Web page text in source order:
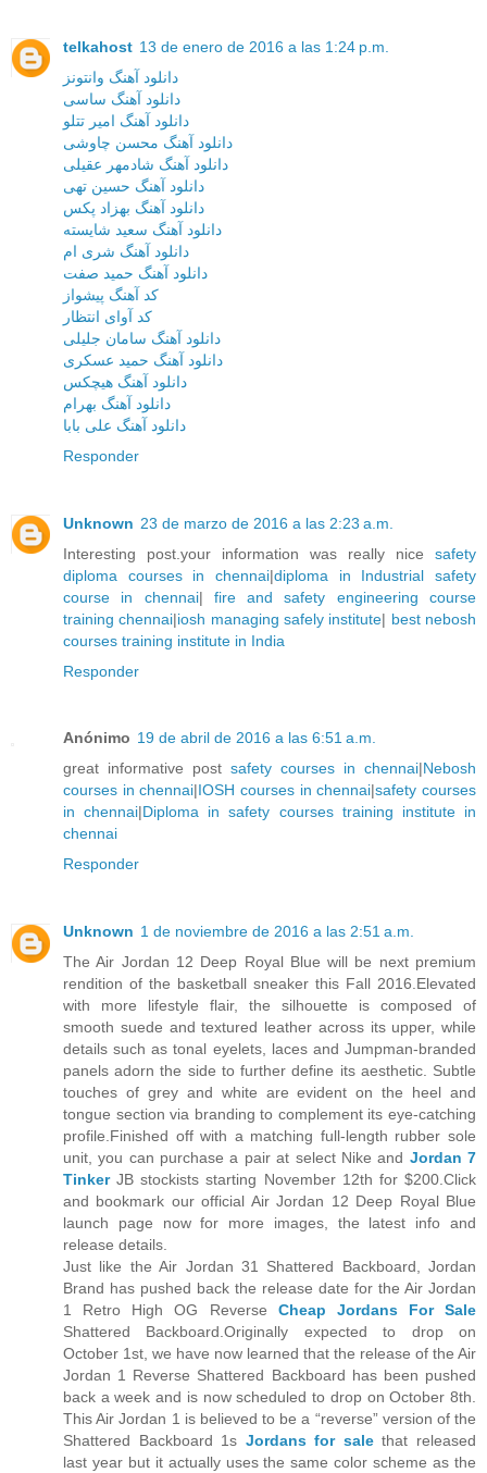
telkahost 13 de enero de 2016 a las 1:24 p.m.
دانلود آهنگ وانتونز
دانلود آهنگ ساسی
دانلود آهنگ امیر تتلو
دانلود آهنگ محسن چاوشی
دانلود آهنگ شادمهر عقیلی
دانلود آهنگ حسین تهی
دانلود آهنگ بهزاد پکس
دانلود آهنگ سعید شایسته
دانلود آهنگ شری ام
دانلود آهنگ حمید صفت
کد آهنگ پیشواز
کد آوای انتظار
دانلود آهنگ سامان جلیلی
دانلود آهنگ حمید عسکری
دانلود آهنگ هیچکس
دانلود آهنگ بهرام
دانلود آهنگ علی بابا
Responder
Unknown 23 de marzo de 2016 a las 2:23 a.m.
Interesting post.your information was really nice safety
diploma courses in chennai|diploma in Industrial safety
course in chennai| fire and safety engineering course
training chennai|iosh managing safely institute| best nebosh
courses training institute in India
Responder
Anónimo 19 de abril de 2016 a las 6:51 a.m.
great informative post safety courses in chennai|Nebosh
courses in chennai|IOSH courses in chennai|safety courses
in chennai|Diploma in safety courses training institute in
chennai
Responder
Unknown 1 de noviembre de 2016 a las 2:51 a.m.
The Air Jordan 12 Deep Royal Blue will be next premium
rendition of the basketball sneaker this Fall 2016.Elevated
with more lifestyle flair, the silhouette is composed of
smooth suede and textured leather across its upper, while
details such as tonal eyelets, laces and Jumpman-branded
panels adorn the side to further define its aesthetic. Subtle
touches of grey and white are evident on the heel and
tongue section via branding to complement its eye-catching
profile.Finished off with a matching full-length rubber sole
unit, you can purchase a pair at select Nike and Jordan 7
TinkerJB stockists starting November 12th for $200.Click
and bookmark our official Air Jordan 12 Deep Royal Blue
launch page now for more images, the latest info and
release details.
Just like the Air Jordan 31 Shattered Backboard, Jordan
Brand has pushed back the release date for the Air Jordan
1 Retro High OG Reverse Cheap Jordans For Sale
Shattered Backboard.Originally expected to drop on
October 1st, we have now learned that the release of the Air
Jordan 1 Reverse Shattered Backboard has been pushed
back a week and is now scheduled to drop on October 8th.
This Air Jordan 1 is believed to be a “reverse” version of the
Shattered Backboard 1s Jordans for salethat released
last year but it actually uses the same color scheme as the